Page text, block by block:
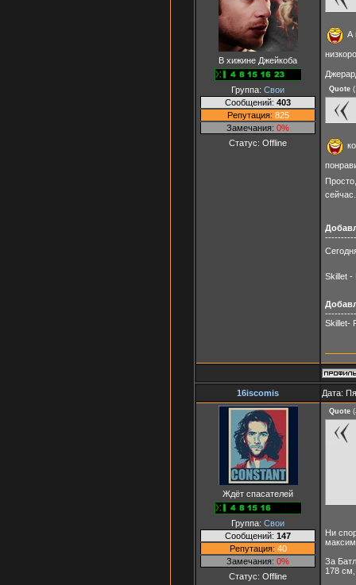
В хижине Джейкоба
Группа: Свои
Сообщений: 403
Репутация: 825
Замечания: 0%
Статус: Offline
А
Quote (
Skillet -
Skillet-
16iscomis Дата:
Ждёт спасателей
Группа: Свои
Сообщений: 147
Репутация: 40
Замечания: 0%
Статус: Offline
Quote (
Ни
За
178